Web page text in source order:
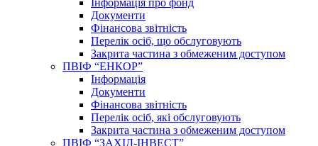
Інформація про фонд
Документи
Фінансова звітність
Перелік осіб, що обслуговують
Закрита частина з обмеженим доступом
ПВІФ “ЕНКОР”
Інформація
Документи
Фінансова звітність
Перелік осіб, які обслуговують
Закрита частина з обмеженим доступом
ПВІФ “ЗАХІД-ІНВЕСТ”